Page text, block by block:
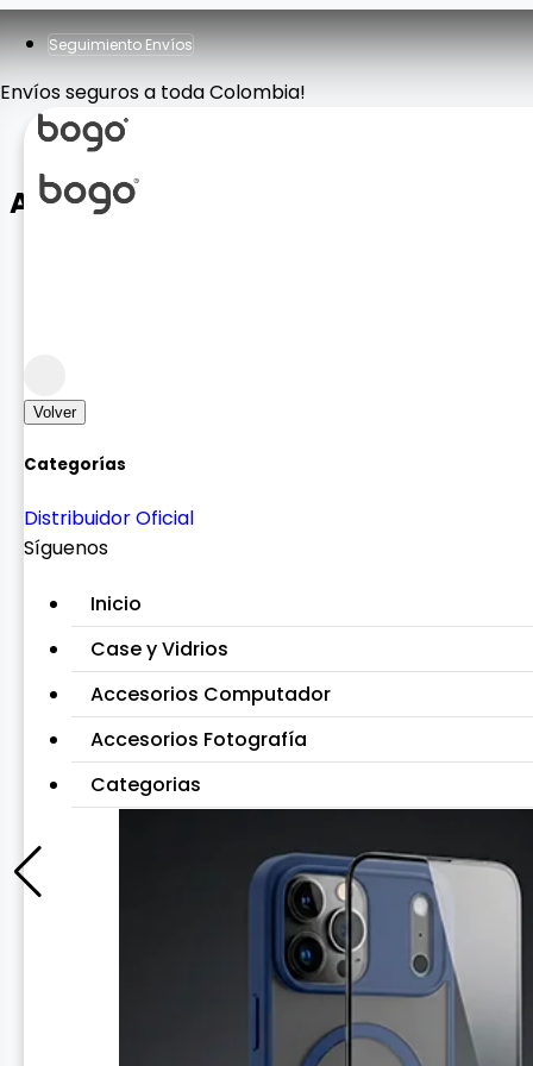
Seguimiento Envíos
Envíos seguros a toda Colombia!
Volver
Categorías
Distribuidor Oficial
Síguenos
Inicio
Case y Vidrios
Accesorios Computador
Accesorios Fotografía
Categorias
Aro de Luz 33cm